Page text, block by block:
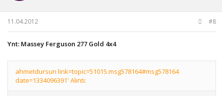
11.04.2012 #8
Ynt: Massey Ferguson 277 Gold 4x4
ahmetdursun link=topic=51015.msg578164#msg578164
date=1334096391' Alıntı: